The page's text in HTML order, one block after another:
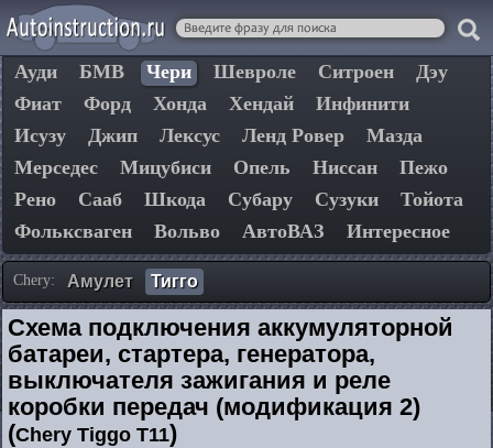
Ауди БМВ Чери Шевроле Ситроен
Дэу
Фиат
Форд Хонда Хендай
Инфинити
Исузу
Джип Лексус Ленд Ровер
Мазда
Мерседес
Мицубиси Опель Ниссан
Пежо
Рено
Сааб Шкода Субару Сузуки
Тойота
Фольксваген
Вольво АвтоВАЗ Интересное
Chery: Амулет Тигго
Схема подключения аккумуляторной
батареи, стартера, генератора,
выключателя зажигания и реле
коробки передач (модификация 2)
(Chery Tiggo T11)